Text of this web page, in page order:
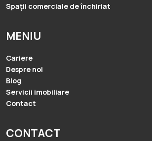
Spații comerciale de închiriat
MENIU
Cariere
Despre noi
Blog
Servicii imobiliare
Contact
CONTACT